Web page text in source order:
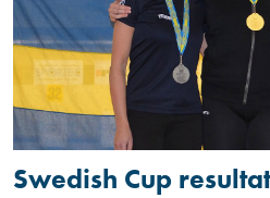
Swedish Cup